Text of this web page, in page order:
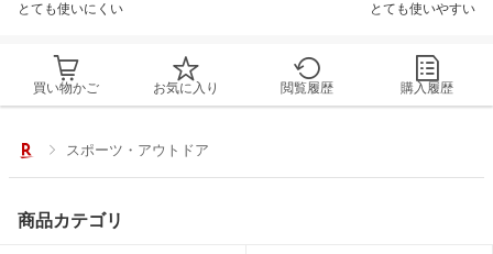
とても使いにくい とても使いやすい
買い物かご お気に入り 閲覧履歴 購入履歴
スポーツ・アウトドア
商品カテゴリ